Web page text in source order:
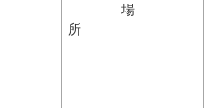
場
所